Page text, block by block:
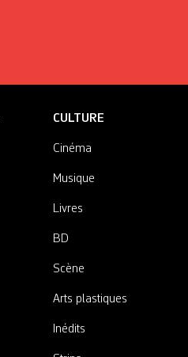
CULTURE
Cinéma
Musique
Livres
BD
Scène
Arts plastiques
Inédits